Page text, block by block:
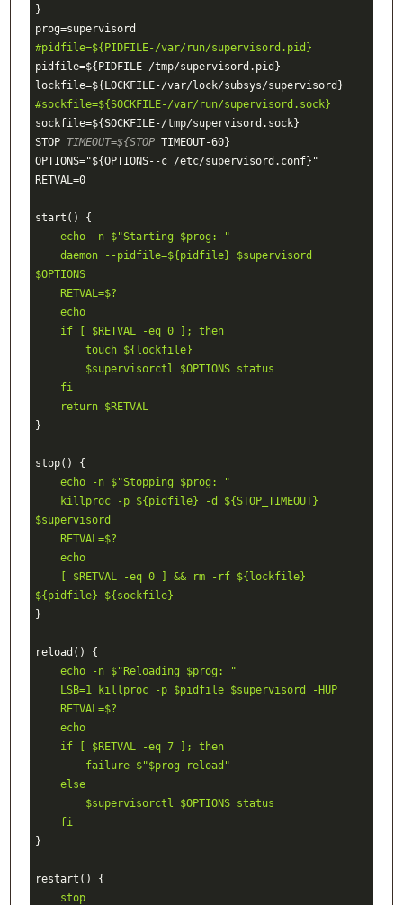
}
#pidfile=${PIDFILE-/var/run/supervisord.pid}
pidfile=${PIDFILE-/tmp/supervisord.pid}
#sockfile=${SOCKFILE-/var/run/supervisord.sock}
sockfile=${SOCKFILE-/tmp/supervisord.sock}
STOP_TIMEOUT=${STOP_ TIMEOUT-60}
OPTIONS="${OPTIONS--c /etc/supervisord.conf}"
RETVAL=0
    echo -n $"Starting $prog: "
$OPTIONS
    RETVAL=$?
    echo
    if [ $RETVAL -eq 0 ]; then
        touch ${lockfile}
        $supervisorctl $OPTIONS status
    fi
    return $RETVAL
}
    echo -n $"Stopping $prog: "
$supervisord
    RETVAL=$?
    echo
${pidfile} ${sockfile}
}
    echo -n $"Reloading $prog: "
    LSB=1 killproc -p $pidfile $supervisord -HUP
    RETVAL=$?
    echo
    if [ $RETVAL -eq 7 ]; then
        failure $"$prog reload"
    else
        $supervisorctl $OPTIONS status
    fi
}
    stop